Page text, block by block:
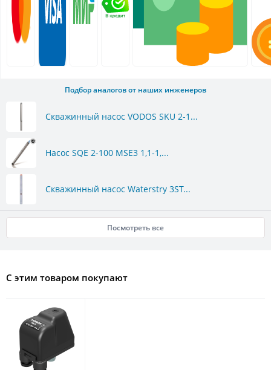
Подбор аналогов от наших инженеров
Скважинный насос VODOS SKU 2-1...
Насос SQE 2-100 MSE3 1,1-1,...
Скважинный насос Waterstry 3ST...
Посмотреть все
С этим товаром покупают